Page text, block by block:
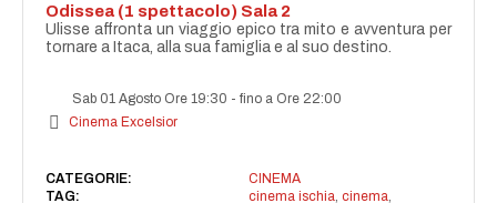
Odissea (1 spettacolo) Sala 2
Ulisse affronta un viaggio epico tra mito e avventura per
tornare a Itaca, alla sua famiglia e al suo destino.
Sab 01 Agosto Ore 19:30 -fino a Ore 22:00
Cinema Excelsior
CATEGORIE:
CINEMA
TAG:
cinema ischia, cinema,